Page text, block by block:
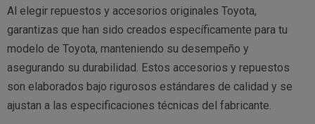
Al elegir repuestos y accesorios originales Toyota,
garantizas que han sido creados específicamente para tu
modelo de Toyota, manteniendo su desempeño y
asegurando su durabilidad. Estos accesorios y repuestos
son elaborados bajo rigurosos estándares de calidad y se
ajustan a las especificaciones técnicas del fabricante.